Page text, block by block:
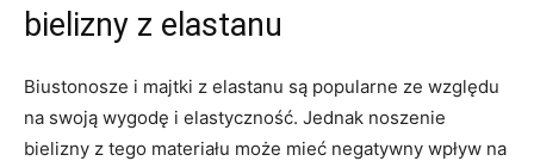
bielizny z elastanu
Biustonosze ‌i majtki ‌z elastanu są​ popularne ze ⁢względu
⁤na swoją wygodę i elastyczność. Jednak noszenie
bielizny z tego​ materiału może​ mieć ⁢negatywny wpływ na